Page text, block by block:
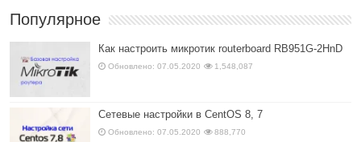
Популярное
Как настроить микротик routerboard RB951G-2HnD
Обновлено: 07.05.2020 1,548,087
Сетевые настройки в CentOS 8, 7
Обновлено: 07.05.2020 888,770